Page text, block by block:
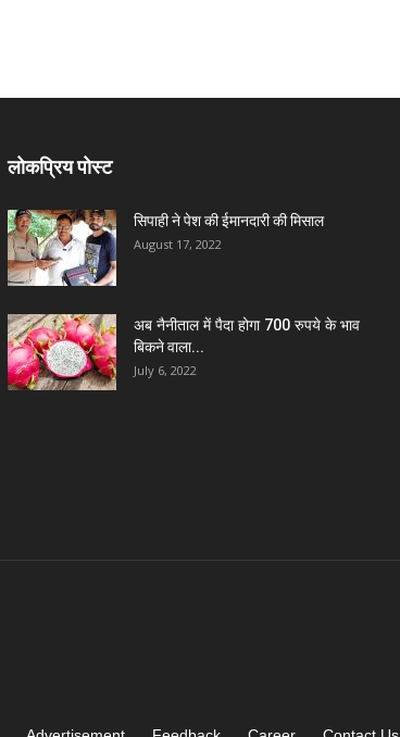
लोकप्रिय पोस्ट
सिपाही ने पेश की ईमानदारी की मिसाल
August 17, 2022
अब नैनीताल में पैदा होगा 700 रुपये के भाव
बिकने वाला...
July 6, 2022